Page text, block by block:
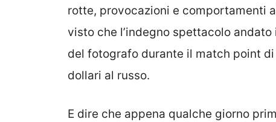
rotte, provocazioni e comportamenti
visto che l’indegno spettacolo andato
del fotografo durante il match point di
dollari al russo.
E dire che appena qualche giorno